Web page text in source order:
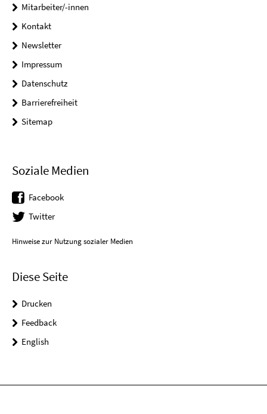
Mitarbeiter/-innen
Kontakt
Newsletter
Impressum
Datenschutz
Barrierefreiheit
Sitemap
Soziale Medien
Facebook
Twitter
Hinweise zur Nutzung sozialer Medien
Diese Seite
Drucken
Feedback
English